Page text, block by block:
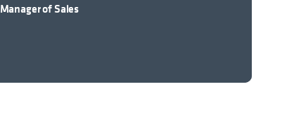
of Sales